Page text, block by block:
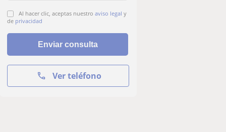
Al hacer clic, aceptas nuestro aviso legal y
de privacidad
Ver teléfono